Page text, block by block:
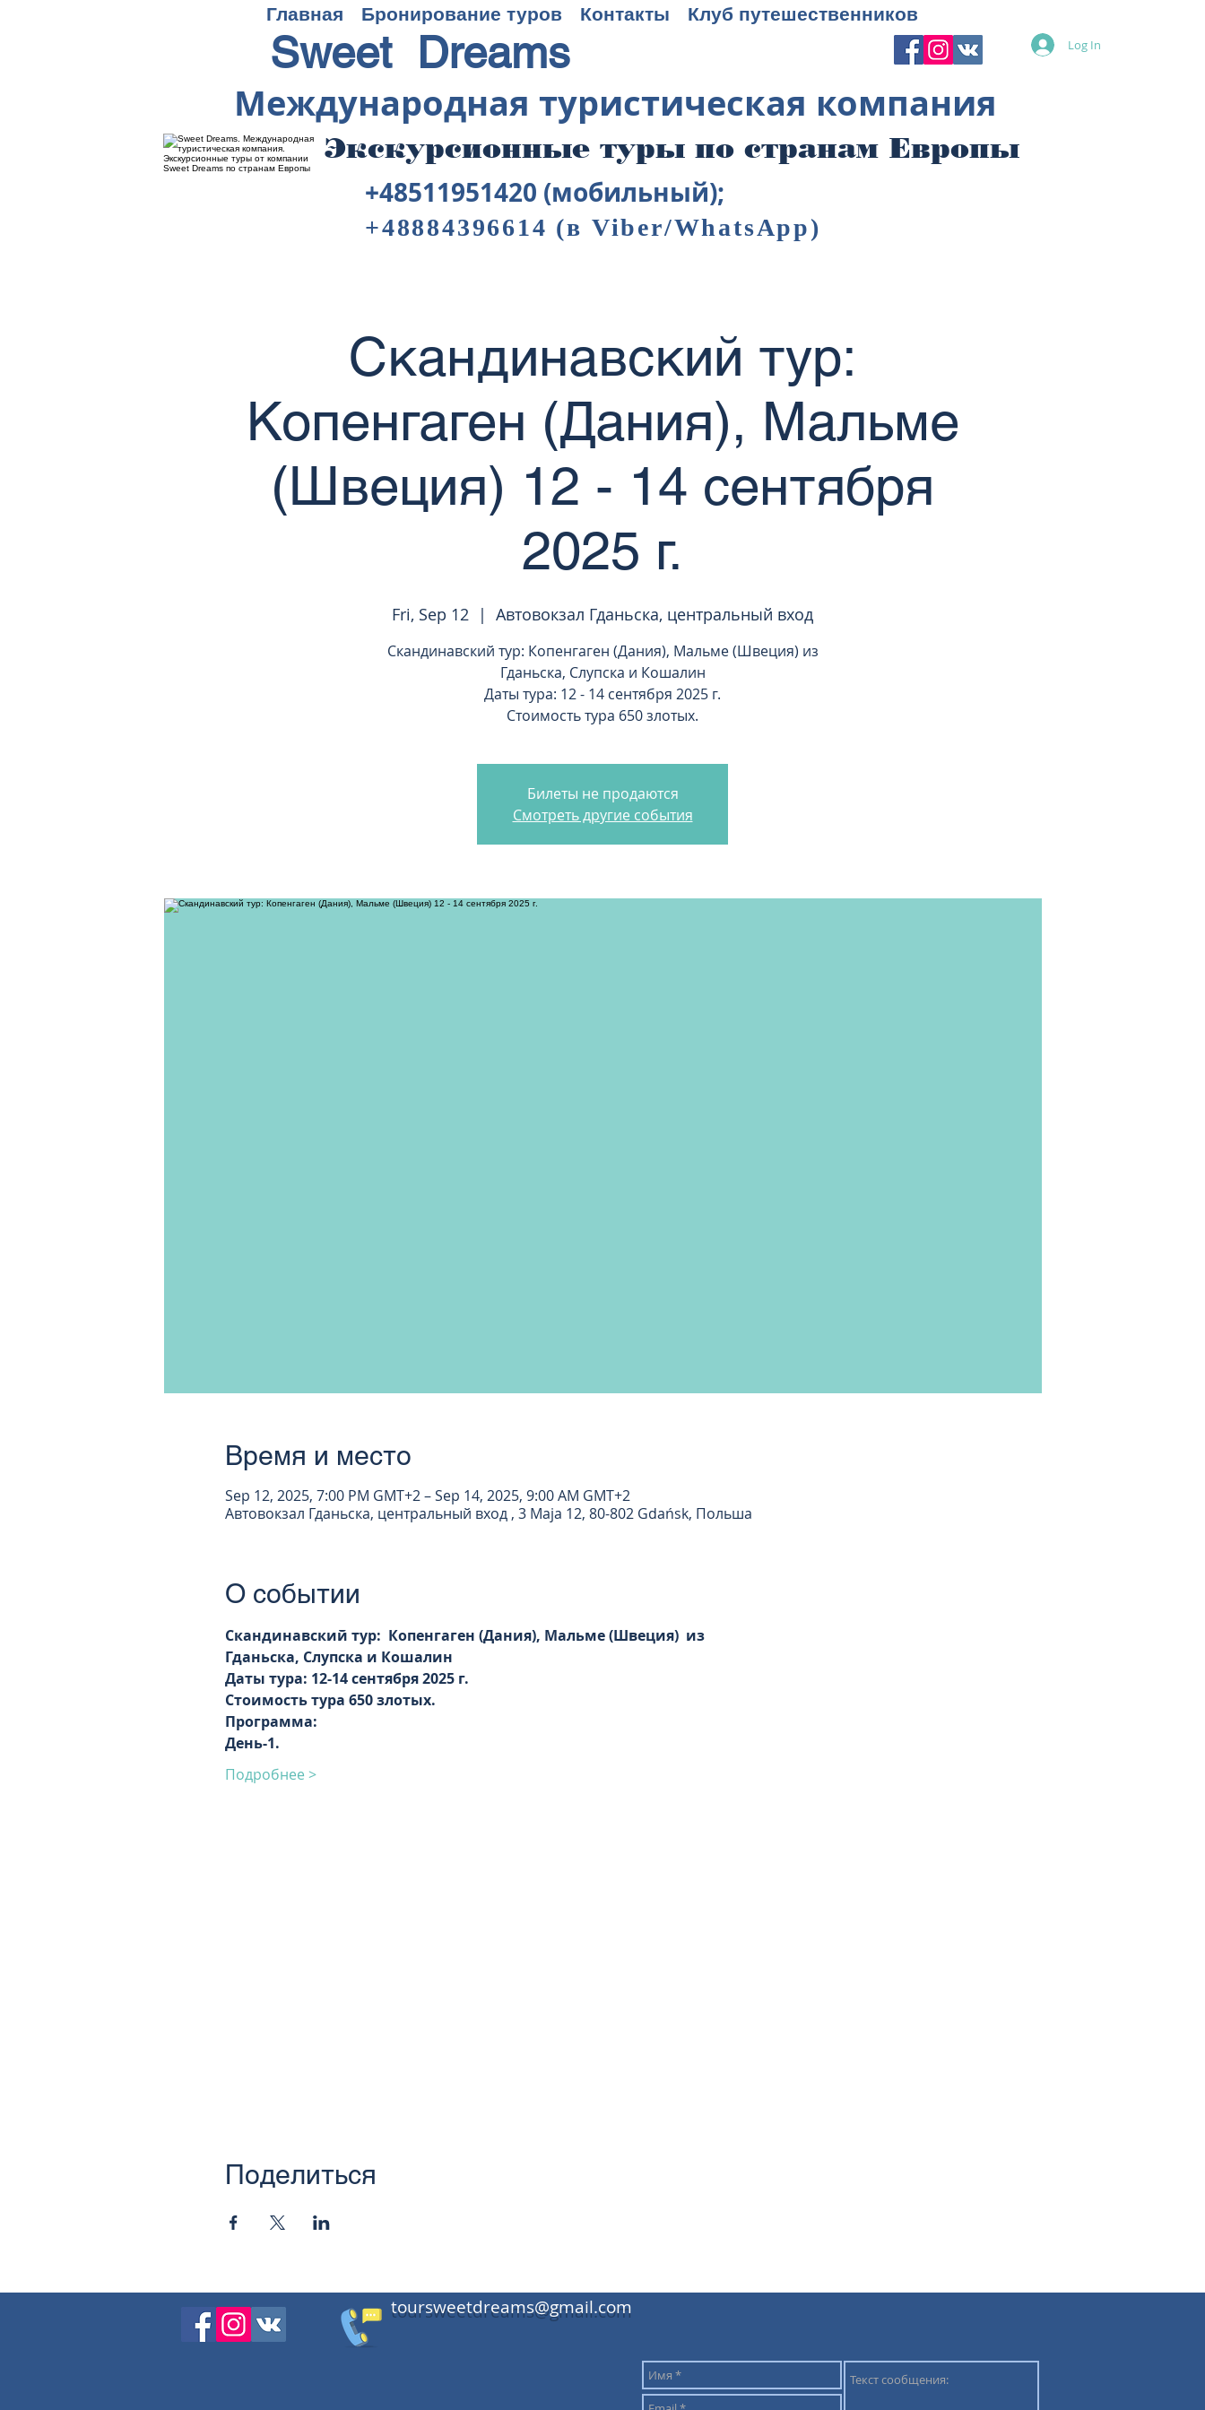
Главная Бронирование туров Контакты Клуб путешественников
Sweet Dreams Log In
Международная туристическая компания
+48511951420 (мобильный);
+48884396614 (в Viber/WhatsApp)
Экскурсионные туры по странам Европы
Скандинавский тур:
Копенгаген (Дания), Мальме
(Швеция) 12 - 14 сентября
2025 г.
Fri, Sep 12
  |
Автовокзал Гданьска, центральный вход
Скандинавский тур: Копенгаген (Дания), Мальме (Швеция) из
Гданьска, Слупска и Кошалин
Даты тура: 12 - 14 сентября 2025 г.
Стоимость тура 650 злотых.
Билеты не продаются
Смотреть другие события
Время и место
Sep 12, 2025, 7:00 PM GMT+2 – Sep 14, 2025, 9:00 AM GMT+2
Автовокзал Гданьска, центральный вход , 3 Maja 12, 80-802 Gdańsk, Польша
О событии
Скандинавский тур:  Копенгаген (Дания), Мальме (Швеция)  из
Гданьска, Слупска и Кошалин
Даты тура: 12-14 сентября 2025 г.
Стоимость тура 650 злотых.
Программа:
День-1.
Подробнее >
Поделиться
toursweetdreams@gmail.com